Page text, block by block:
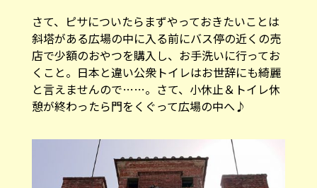
さて、ピサについたらまずやっておきたいことは
斜塔がある広場の中に入る前にバス停の近くの売
店で少額のおやつを購入し、お手洗いに行ってお
くこと。日本と違い公衆トイレはお世辞にも綺麗
と言えませんので……。さて、小休止＆トイレ休
憩が終わったら門をくぐって広場の中へ♪